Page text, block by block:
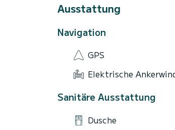
Ausstattung
Navigation
GPS
Elektrische
Sanitäre Ausstattung
Dusche